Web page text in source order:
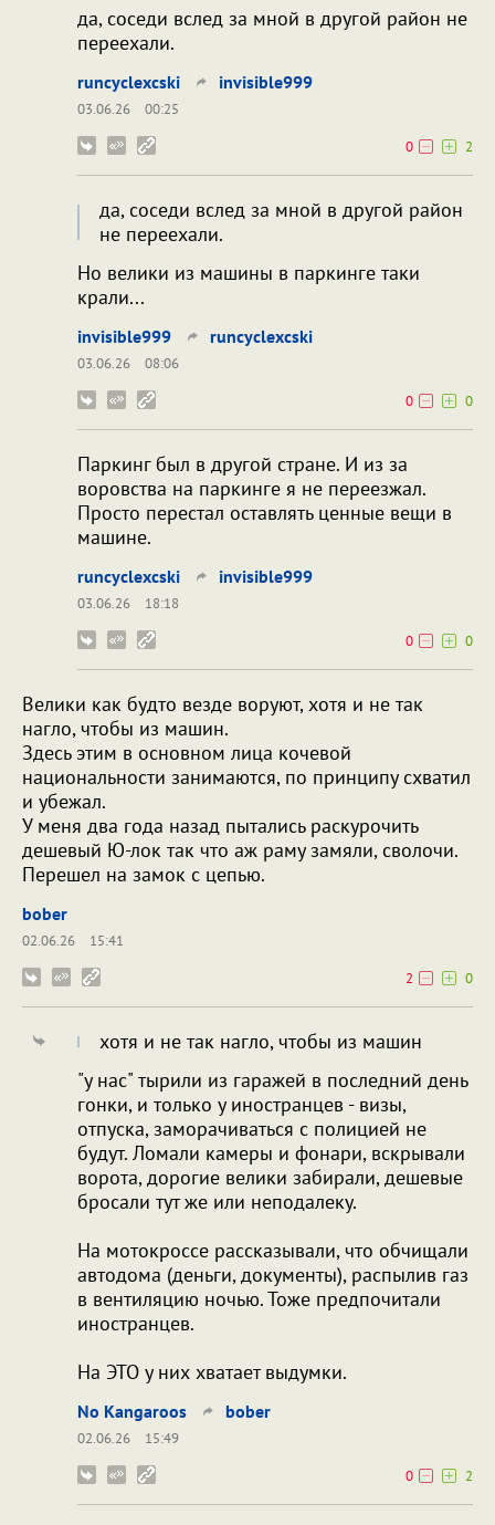
да, соседи вслед за мной в другой район не
переехали.
runcyclexcski invisible999
03.06.26
00:25
0
2
да, соседи вслед за мной в другой район
не переехали.
Но велики из машины в паркинге таки
крали...
invisible999 runcyclexcski
03.06.26
08:06
0
0
Паркинг был в другой стране. И из за
воровства на паркинге я не переезжал.
Просто перестал оставлять ценные вещи в
машине.
runcyclexcski invisible999
03.06.26
18:18
0
0
Велики как будто везде воруют, хотя и не так
нагло, чтобы из машин.
Здесь этим в основном лица кочевой
национальности занимаются, по принципу схватил
и убежал.
У меня два года назад пытались раскурочить
дешевый Ю-лок так что аж раму замяли, сволочи.
Перешел на замок с цепью.
bober
02.06.26
15:41
2
0
хотя и не так нагло, чтобы из машин
"у нас" тырили из гаражей в последний день
гонки, и только у иностранцев - визы,
отпуска, заморачиваться с полицией не
будут. Ломали камеры и фонари, вскрывали
ворота, дорогие велики забирали, дешевые
бросали тут же или неподалеку.
На мотокроссе рассказывали, что обчищали
автодома (деньги, документы), распылив газ
в вентиляцию ночью. Тоже предпочитали
иностранцев.
На ЭТО у них хватает выдумки.
No Kangaroos bober
02.06.26
15:49
0
2